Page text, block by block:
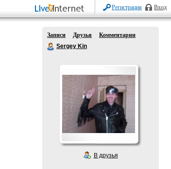
Регистрация Вход
Записи Друзья
Комментарии
Sergey Kin
В друзья